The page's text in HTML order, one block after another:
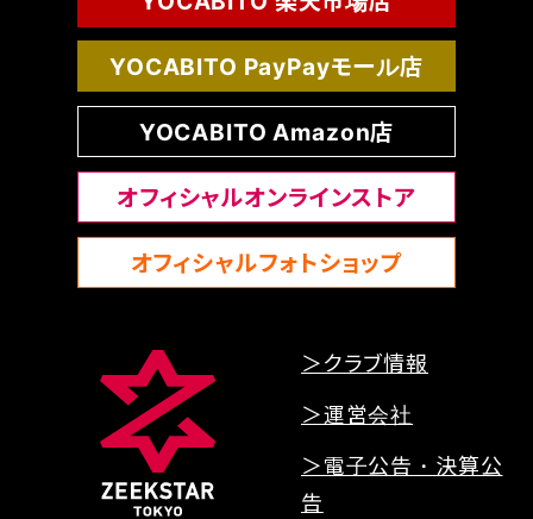
YOCABITO PayPayモール店
YOCABITO Amazon店
オフィシャルオンラインストア
オフィシャルフォトショップ
＞クラブ情報
＞運営会社
＞電子公告・決算公
告